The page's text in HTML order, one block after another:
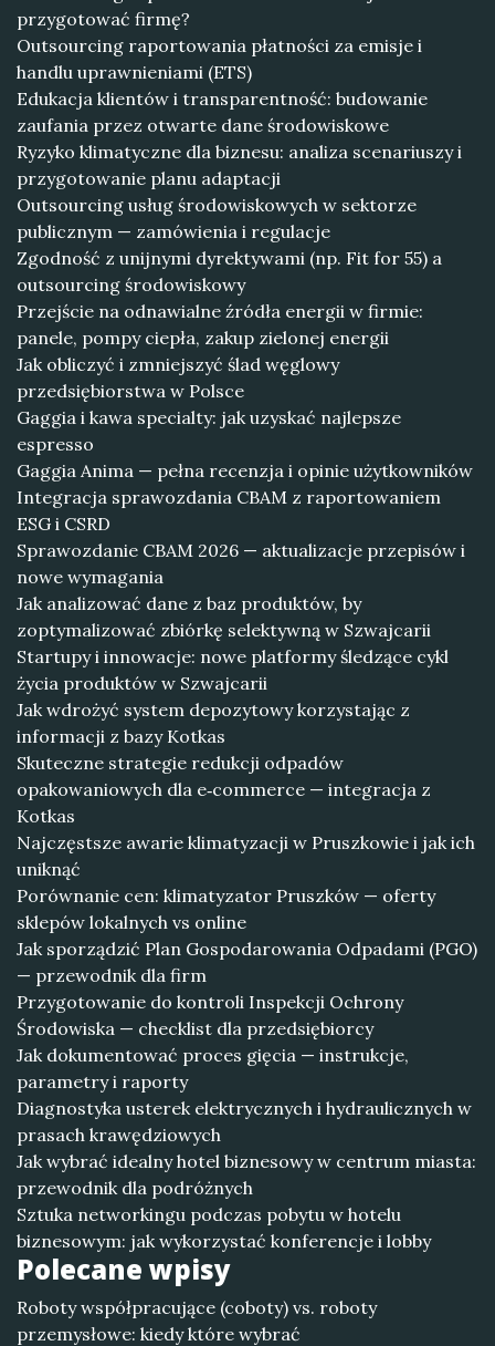
przygotować firmę?
Outsourcing raportowania płatności za emisje i
handlu uprawnieniami (ETS)
Edukacja klientów i transparentność: budowanie
zaufania przez otwarte dane środowiskowe
Ryzyko klimatyczne dla biznesu: analiza scenariuszy i
przygotowanie planu adaptacji
Outsourcing usług środowiskowych w sektorze
publicznym — zamówienia i regulacje
Zgodność z unijnymi dyrektywami (np. Fit for 55) a
outsourcing środowiskowy
Przejście na odnawialne źródła energii w firmie:
panele, pompy ciepła, zakup zielonej energii
Jak obliczyć i zmniejszyć ślad węglowy
przedsiębiorstwa w Polsce
Gaggia i kawa specialty: jak uzyskać najlepsze
espresso
Gaggia Anima — pełna recenzja i opinie użytkowników
Integracja sprawozdania CBAM z raportowaniem
ESG i CSRD
Sprawozdanie CBAM 2026 — aktualizacje przepisów i
nowe wymagania
Jak analizować dane z baz produktów, by
zoptymalizować zbiórkę selektywną w Szwajcarii
Startupy i innowacje: nowe platformy śledzące cykl
życia produktów w Szwajcarii
Jak wdrożyć system depozytowy korzystając z
informacji z bazy Kotkas
Skuteczne strategie redukcji odpadów
opakowaniowych dla e‑commerce — integracja z
Kotkas
Najczęstsze awarie klimatyzacji w Pruszkowie i jak ich
uniknąć
Porównanie cen: klimatyzator Pruszków — oferty
sklepów lokalnych vs online
Jak sporządzić Plan Gospodarowania Odpadami (PGO)
— przewodnik dla firm
Przygotowanie do kontroli Inspekcji Ochrony
Środowiska — checklist dla przedsiębiorcy
Jak dokumentować proces gięcia — instrukcje,
parametry i raporty
Diagnostyka usterek elektrycznych i hydraulicznych w
prasach krawędziowych
Jak wybrać idealny hotel biznesowy w centrum miasta:
przewodnik dla podróżnych
Sztuka networkingu podczas pobytu w hotelu
biznesowym: jak wykorzystać konferencje i lobby
Polecane wpisy
Roboty współpracujące (coboty) vs. roboty
przemysłowe: kiedy które wybrać